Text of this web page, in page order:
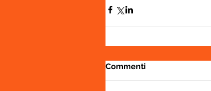
Commenti